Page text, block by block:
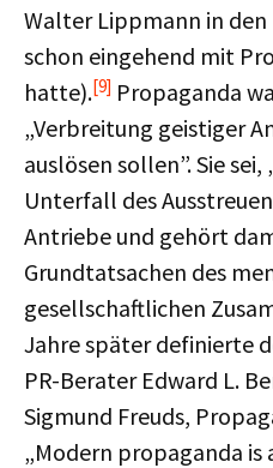
Walter Lippmann in den
schon eingehend mit
hatte).[9] Propaganda
„Verbreitung geistiger
auslösen sollen”. Sie
Unterfall des
Antriebe und gehört
Grundtatsachen des
gesellschaftlichen
Jahre später definierte
PR-Berater Edward L.
Sigmund Freuds,
„Modern propaganda is